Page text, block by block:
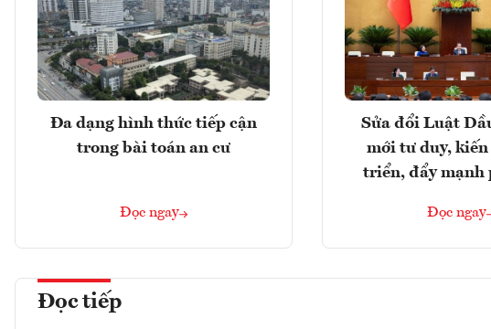
Đa dạng hình thức tiếp cận
trong bài toán an cư
Đọc ngay
Sửa đổi Luật
mới tư duy,
triển, đẩy mạnh
Đọc ngay
Đọc tiếp